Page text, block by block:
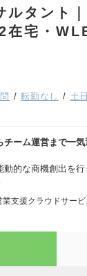
ルタント
在宅・
転勤なし 土
ーム運営まで一気
的な商機創出を
支援クラウドサー